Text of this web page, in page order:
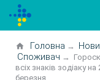
home Головна →
Споживач →
всіх знаків зодіаку на
березня